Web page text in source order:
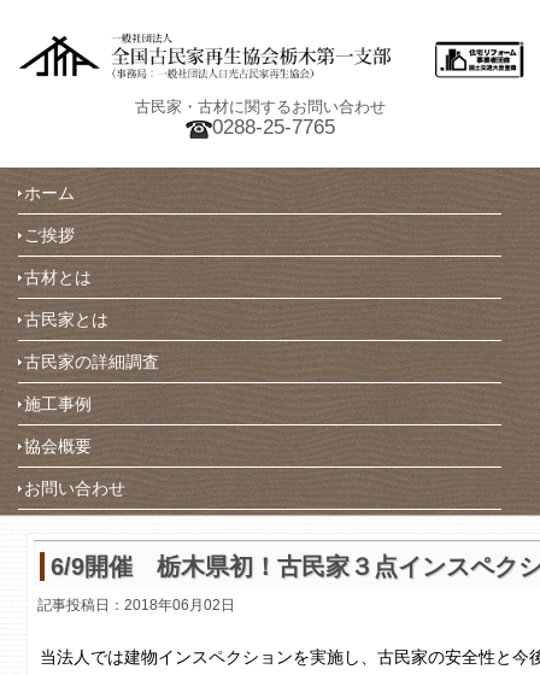
古民家・古材に関するお問い合わせ
0288-25-7765
ホーム
ご挨拶
古材とは
古民家とは
古民家の詳細調査
施工事例
協会概要
お問い合わせ
6/9開催 栃木県初！古民家３点インスペク
記事投稿日：2018年06月02日
当法人では建物インスペクションを実施し、古民家の安全性と今